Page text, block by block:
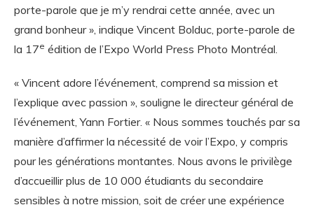
porte-parole que je m’y rendrai cette année, avec un
grand bonheur », indique Vincent Bolduc, porte-parole de
la 17e édition de l’Expo World Press Photo Montréal.
« Vincent adore l’événement, comprend sa mission et
l’explique avec passion », souligne le directeur général de
l’événement, Yann Fortier. « Nous sommes touchés par sa
manière d’affirmer la nécessité de voir l’Expo, y compris
pour les générations montantes. Nous avons le privilège
d’accueillir plus de 10 000 étudiants du secondaire
sensibles à notre mission, soit de créer une expérience